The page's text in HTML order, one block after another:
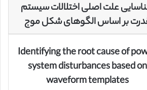
علت اصلی اختلالات سیستم
بر اساس الگوهای شکل موج
Identifying the root cause of
system disturbances based on
waveform templates